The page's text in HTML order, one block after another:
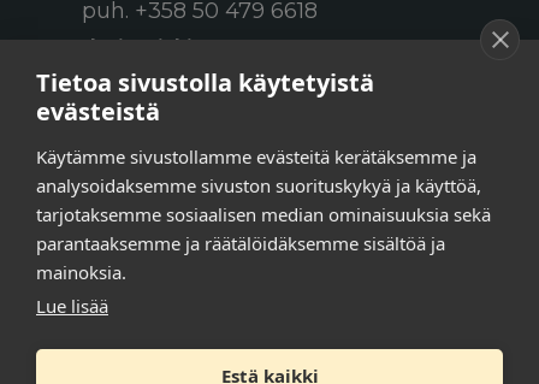
puh. +358 50 479 6618
tapahtumakoordinaattori,
puh. +358 45 130 3832
Susanna Laasio, sihteeri,
puh. +358 50 590 4619
tarkeissatoissa[a]kt.fi
Tilaa uutiskirje
Tietoa sivustolla käytetyistä
evästeistä
Käytämme sivustollamme evästeitä kerätäksemme ja
analysoidaksemme sivuston suorituskykyä ja käyttöä,
tarjotaksemme sosiaalisen median ominaisuuksia sekä
parantaaksemme ja räätälöidäksemme sisältöä ja
mainoksia.
Lue lisää
Estä kaikki